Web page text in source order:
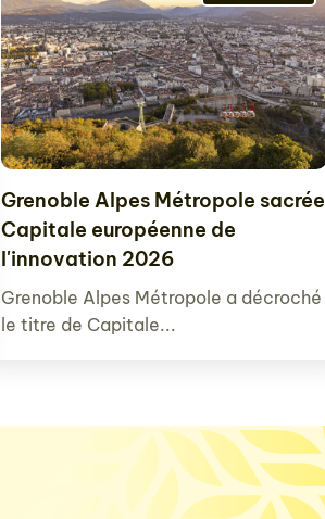
Grenoble Alpes Métropole sacrée
Capitale européenne de
l'innovation 2026
Grenoble Alpes Métropole a décroché
le titre de Capitale...